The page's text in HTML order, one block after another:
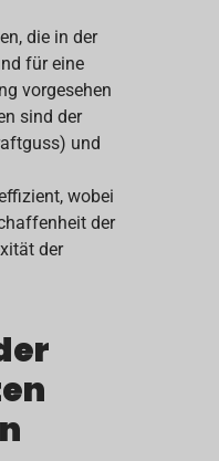
die in der
für eine
vorgesehen
sind der
und
wobei
der
der